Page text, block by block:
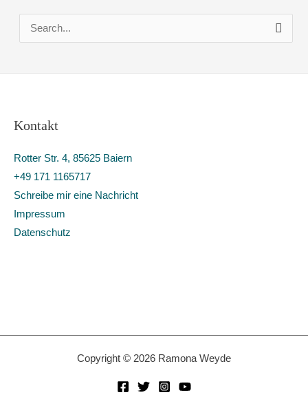
c
n
a
c
h
:
Kontakt
Rotter Str. 4, 85625 Baiern
+49 171 1165717
Schreibe mir eine Nachricht
Impressum
Datenschutz
Copyright © 2026 Ramona Weyde